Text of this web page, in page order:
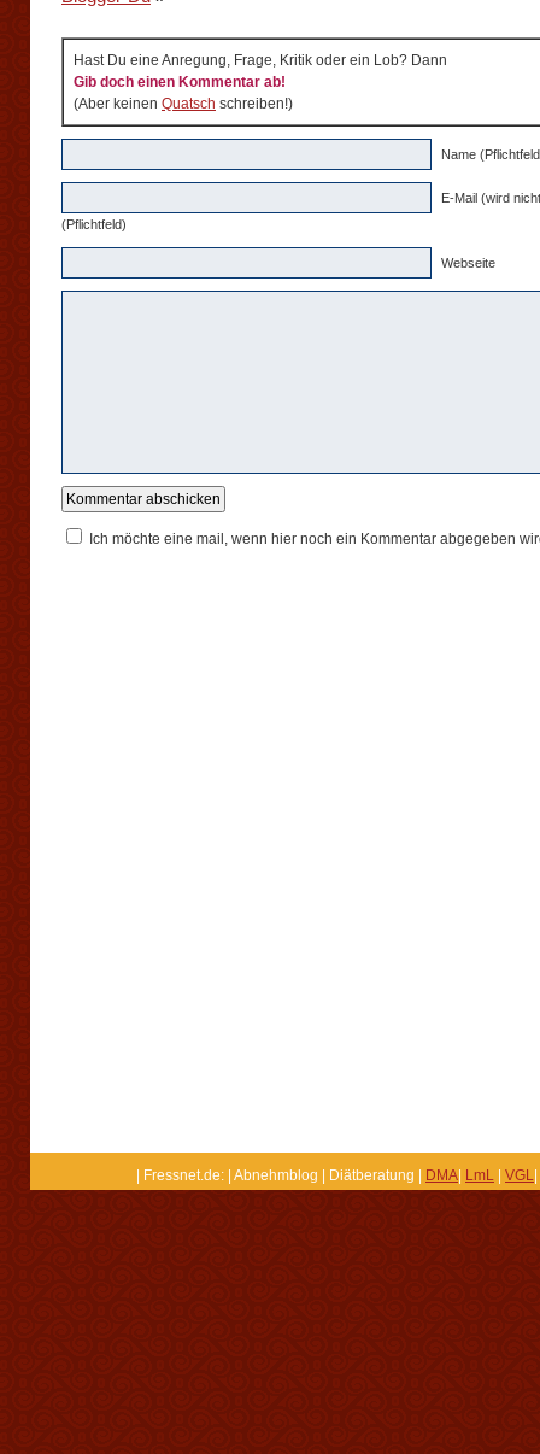
Hast Du eine Anregung, Frage, Kritik oder ein Lob? Dann
Gib doch einen Kommentar ab!
(Aber keinen Quatsch schreiben!)
Name
E-Mail (wird
(Pflichtfeld)
Webseite
Ich möchte eine mail, wenn hier noch ein Kommentar abgegeben
| Fressnet.de: | Abnehmblog | Diätberatung | DMA LmL VGL